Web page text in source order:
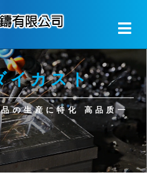
イカスト
の生産に特化 高品质一